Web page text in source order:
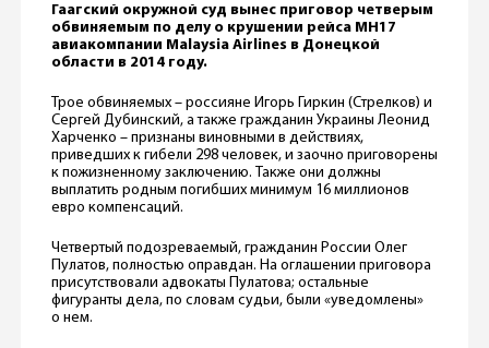
Гаагский окружной суд вынес приговор четверым
обвиняемым по делу о крушении рейса MH17
авиакомпании Malaysia Airlines в Донецкой
области в 2014 году.
Трое обвиняемых – россияне Игорь Гиркин (Стрелков) и
Сергей Дубинский, а также гражданин Украины Леонид
Харченко – признаны виновными в действиях,
приведших к гибели 298 человек, и заочно приговорены
к пожизненному заключению. Также они должны
выплатить родным погибших минимум 16 миллионов
евро компенсаций.
Четвертый подозреваемый, гражданин России Олег
Пулатов, полностью оправдан. На оглашении приговора
присутствовали адвокаты Пулатова; остальные
фигуранты дела, по словам судьи, были «уведомлены»
о нем.